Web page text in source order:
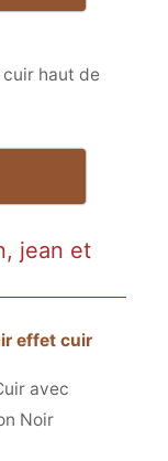
haut de
jean et
avec
Noir